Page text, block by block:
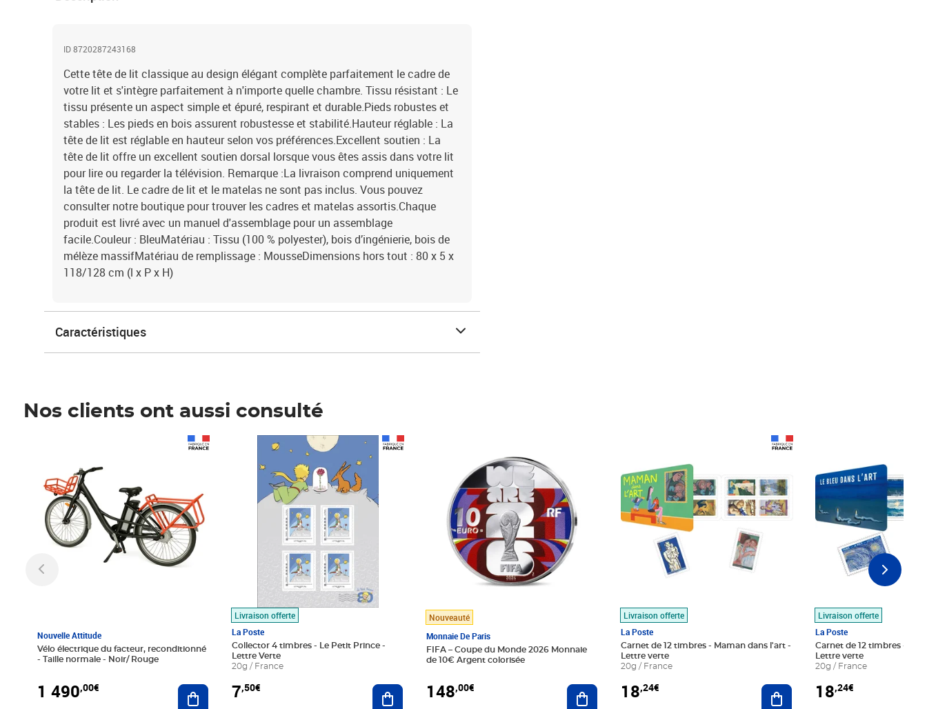
ID 8720287243168
Cette tête de lit classique au design élégant complète parfaitement le cadre de
votre lit et s'intègre parfaitement à n'importe quelle chambre. Tissu résistant : Le
tissu présente un aspect simple et épuré, respirant et durable.Pieds robustes et
stables : Les pieds en bois assurent robustesse et stabilité.Hauteur réglable : La
tête de lit est réglable en hauteur selon vos préférences.Excellent soutien : La
tête de lit offre un excellent soutien dorsal lorsque vous êtes assis dans votre lit
pour lire ou regarder la télévision. Remarque :La livraison comprend uniquement
la tête de lit. Le cadre de lit et le matelas ne sont pas inclus. Vous pouvez
consulter notre boutique pour trouver les cadres et matelas assortis.Chaque
produit est livré avec un manuel d'assemblage pour un assemblage
facile.Couleur : BleuMatériau : Tissu (100 % polyester), bois d’ingénierie, bois de
mélèze massifMatériau de remplissage : MousseDimensions hors tout : 80 x 5 x
118/128 cm (l x P x H)
Caractéristiques
Nos clients ont aussi consulté
Nouvelle Attitude
Vélo électrique du facteur, reconditionné
- Taille normale - Noir/ Rouge
1 490,00€ Ajouter au panier
Livraison offerte
La Poste
Collector 4 timbres - Le Petit Prince -
Lettre Verte
20g / France
7,50€
Prix 7,50€
Ajouter au panier
Nouveauté
Monnaie De Paris
FIFA – Coupe du Monde 2026 Monnaie
de 10€ Argent colorisée
148,00€ Ajouter au panier
Livraison offerte
La Poste
Carnet de 12 timbres - Maman dans l'art -
Lettre verte
20g / France
18,24€ Ajouter au panier
Livraison offerte
La Poste
Carnet de 12 timbres - Le
Lettre verte
20g / France
18,24€